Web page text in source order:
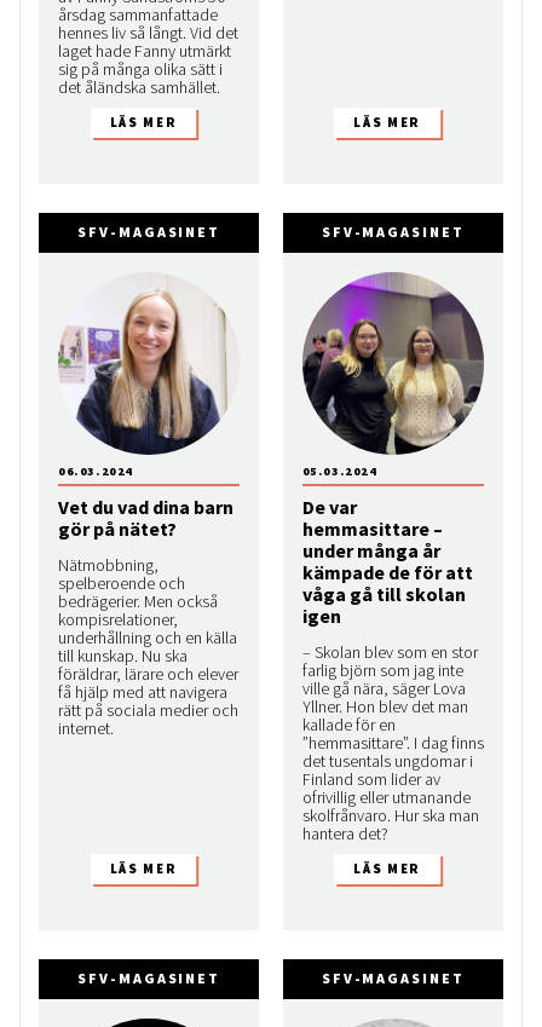
årsdag sammanfattade
hennes liv så långt. Vid det
laget hade Fanny utmärkt
sig på många olika sätt i
det åländska samhället.
SFV-MAGASINET
Vet du vad dina barn
gör på nätet?
Nätmobbning,
spelberoende och
bedrägerier. Men också
kompis­relationer,
underhållning och en källa
till kunskap. Nu ska
föräldrar, lärare och elever
få hjälp med att navigera
rätt på sociala medier och
internet.
06.03.2024
SFV-MAGASINET
De var
hemmasittare –
under många år
kämpade de för att
våga gå till skolan
igen
– Skolan blev som en stor
farlig björn som jag inte
ville gå nära, säger Lova
Yllner. Hon blev det man
kallade för en
”hemmasittare”. I dag finns
det tusentals ungdomar i
Finland som lider av
ofrivillig eller utmanande
skolfrånvaro. Hur ska man
hantera det?
05.03.2024
SFV-MAGASINET SFV-MAGASINET